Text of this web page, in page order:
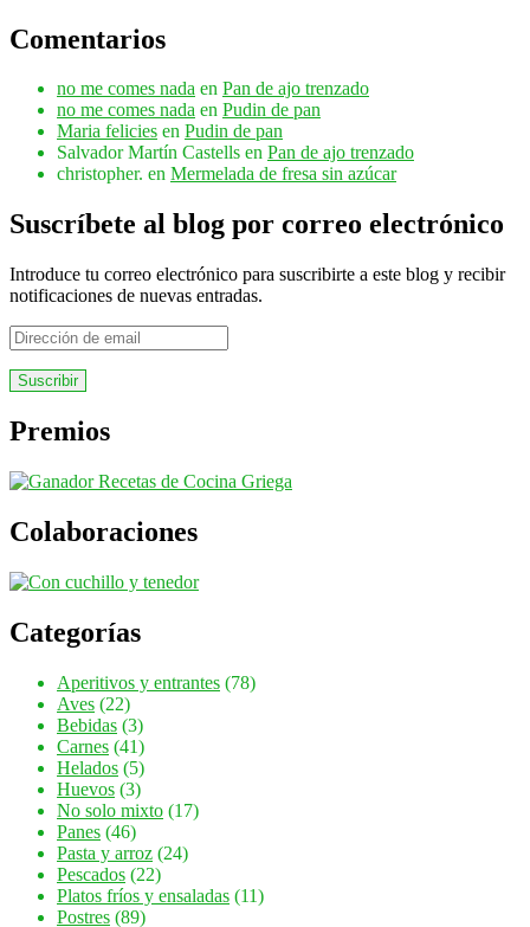
Comentarios
no me comes nada en Pan de ajo trenzado
no me comes nada en Pudin de pan
Maria felicies en Pudin de pan
Salvador Martín Castells en Pan de ajo trenzado
christopher. en Mermelada de fresa sin azúcar
Suscríbete al blog por correo electrónico
Introduce tu correo electrónico para suscribirte a este blog y recibir
notificaciones de nuevas entradas.
Dirección
de
email
Premios
Colaboraciones
Categorías
Aperitivos y entrantes (78)
Aves (22)
Bebidas (3)
Carnes (41)
Helados (5)
Huevos (3)
No solo mixto (17)
Panes (46)
Pasta y arroz (24)
Pescados (22)
Platos fríos y ensaladas (11)
Postres (89)